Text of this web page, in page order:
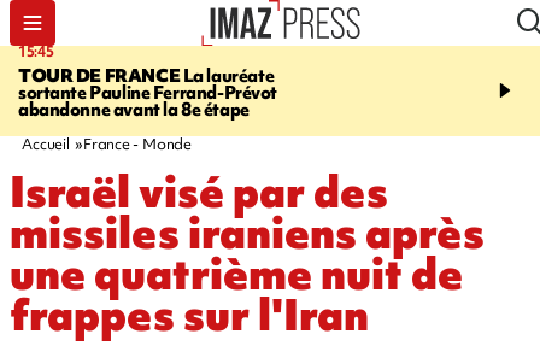
15:45
TOUR DE FRANCELa lauréate
sortante Pauline Ferrand-Prévot
abandonne avant la 8e étape
20:17
routière, concours de
Accueil France - Monde
Israël visé par des
missiles iraniens après
une quatrième nuit de
frappes sur l'Iran